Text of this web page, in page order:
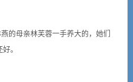
的母亲林芙蓉一手养大的，她们
。